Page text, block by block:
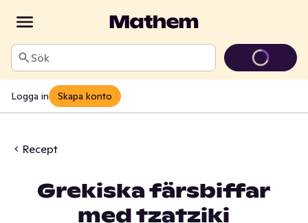
Sök
Logga in Skapa konto
Recept
Grekiska färsbiffar
med tzatziki